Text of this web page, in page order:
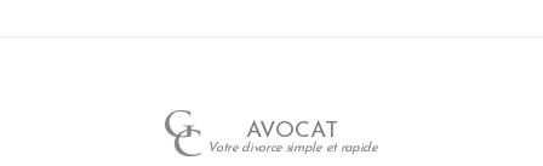
AVOCAT
Votre divorce simple et rapide